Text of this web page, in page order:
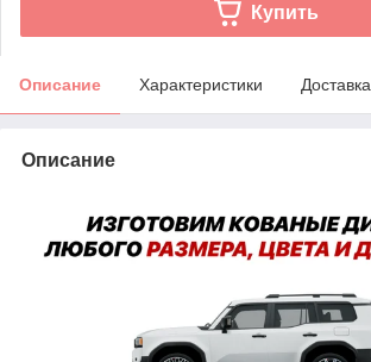
Купить
Описание Характеристики Доставка
Описание